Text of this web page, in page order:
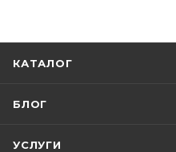
КАТАЛОГ
БЛОГ
УСЛУГИ